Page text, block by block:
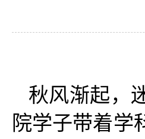
秋风渐起，
院学子带着学